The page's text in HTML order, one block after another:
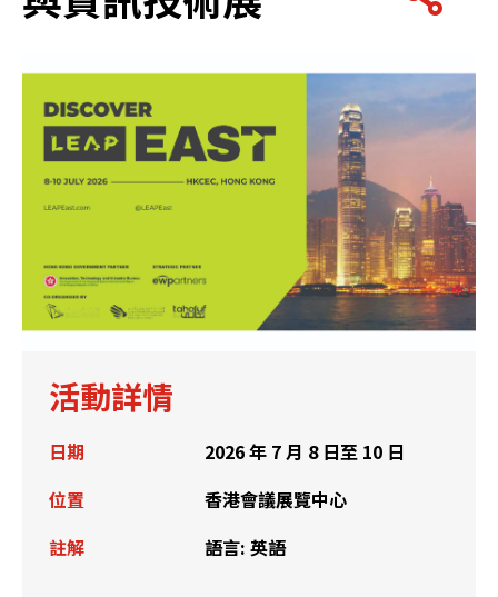
活動詳情
日期
2026 年 7 月 8 日至 10 日
位置
香港會議展覽中心
註解
語言: 英語